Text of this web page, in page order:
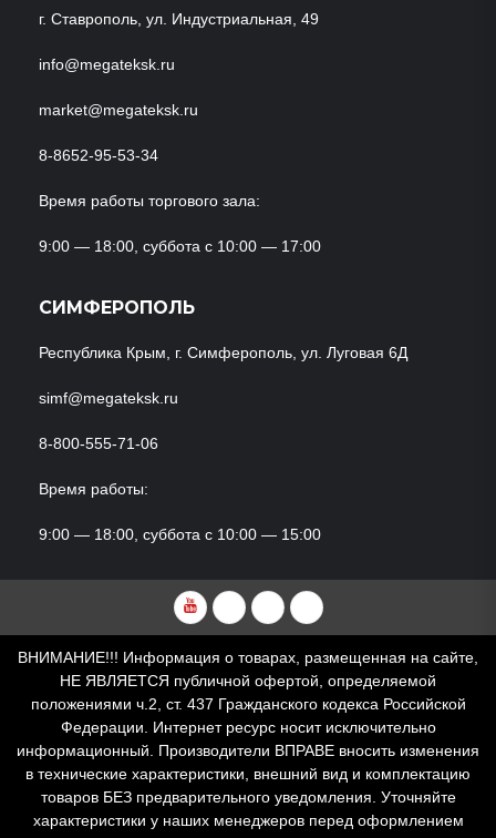
г. Ставрополь, ул. Индустриальная, 49
info@megateksk.ru
market@megateksk.ru
8-8652-95-53-34
Время работы торгового зала:
9:00 — 18:00, суббота с 10:00 — 17:00
СИМФЕРОПОЛЬ
Республика Крым, г. Симферополь, ул. Луговая 6Д
simf@megateksk.ru
8-800-555-71-06
Время работы:
9:00 — 18:00, суббота с 10:00 — 15:00
YouTubeVKvideoRuTubeDzen
ВНИМАНИЕ!!! Информация о товарах, размещенная на сайте,
НЕ ЯВЛЯЕТСЯ публичной офертой, определяемой
положениями ч.2, ст. 437 Гражданского кодекса Российской
Федерации. Интернет ресурс носит исключительно
информационный. Производители ВПРАВЕ вносить изменения
в технические характеристики, внешний вид и комплектацию
товаров БЕЗ предварительного уведомления. Уточняйте
характеристики у наших менеджеров перед оформлением